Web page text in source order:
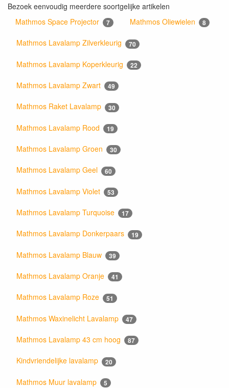
Bezoek eenvoudig meerdere soortgelijke artikelen
Mathmos Space Projector
7 Mathmos Oliewielen 8
Mathmos Lavalamp Zilverkleurig 70
Mathmos Lavalamp Koperkleurig 22
Mathmos Lavalamp Zwart 49
Mathmos Raket Lavalamp 30
Mathmos Lavalamp Rood 19
Mathmos Lavalamp Groen 30
Mathmos Lavalamp Geel 60
Mathmos Lavalamp Violet 53
Mathmos Lavalamp Turquoise 17
Mathmos Lavalamp Donkerpaars 19
Mathmos Lavalamp Blauw 39
Mathmos Lavalamp Oranje 41
Mathmos Lavalamp Roze 51
Mathmos Waxinelicht Lavalamp 47
Mathmos Lavalamp 43 cm hoog 87
Kindvriendelijke lavalamp 20
Mathmos Muur lavalamp 5